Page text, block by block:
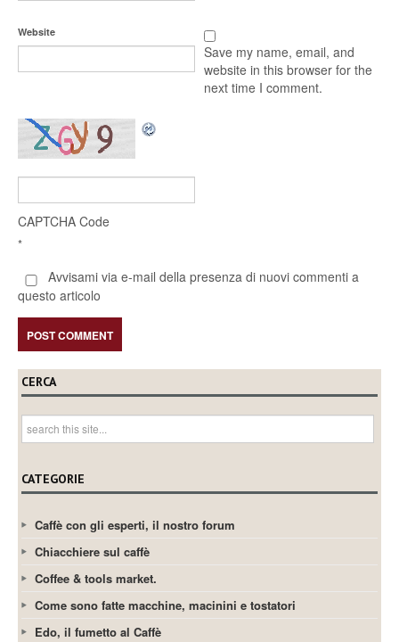
Website
Save my name, email, and
website in this browser for the
next time I comment.
CAPTCHA Code
*
Avvisami via e-mail della presenza di nuovi commenti a
questo articolo
CERCA
CATEGORIE
Caffè con gli esperti, il nostro forum
Chiacchiere sul caffè
Coffee & tools market.
Come sono fatte macchine, macinini e tostatori
Edo, il fumetto al Caffè